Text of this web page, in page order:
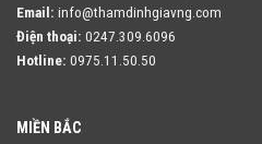
Email: info@thamdinhgiavng.com
Điện thoại: 0247.309.6096
Hotline: 0975.11.50.50
MIỀN BẮC